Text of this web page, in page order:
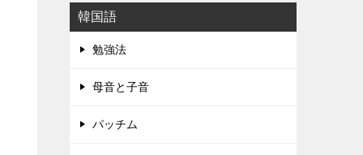
韓国語
勉強法
母音と子音
パッチム